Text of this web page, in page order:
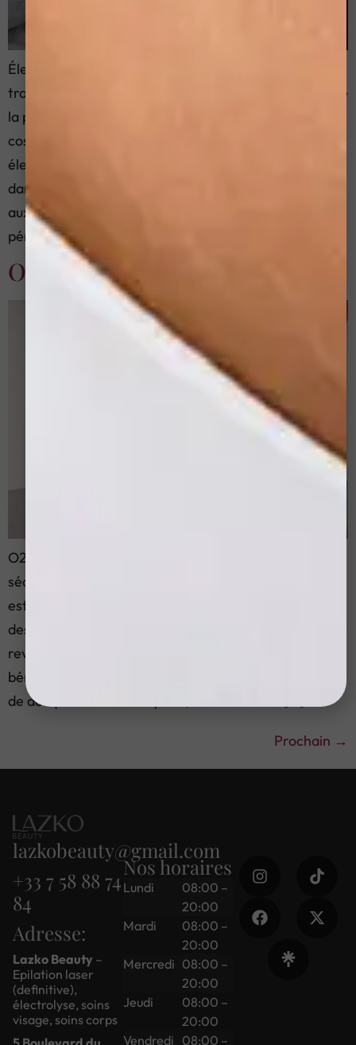
Électroporation: La procédure moderne pour le
traitement de la sécheresse et de la desquamation de
la peau L’électroporation est une procédure
cosmétique moderne qui utilise des impulsions
électriques pour créer des micropores temporaires
dans les cellules de la peau. Ce mécanisme permet
aux ingrédients actifs et aux produits hydratants de
pénétrer plus profondément que les […]
O2Facial
O2Facial: Le soin hydratant et apaisant pour la
sécheresse et la desquamation de la peau L’O2Facial
est une procédure innovante qui utilise l’oxygène et
des ingrédients actifs pour hydrater en profondeur et
revitaliser la peau. Ce soin est particulièrement
bénéfique pour ceux qui souffrent de sécheresse et
de desquamation de la peau, car il restaure […]
Prochain →
lazkobeauty@gmail.com
+33 7 58 88 74
84
Adresse:
Lazko Beauty –
Epilation laser
(definitive),
électrolyse, soins
visage, soins corps
Nos horaires
Lundi
08:00 –
20:00
Mardi
08:00 –
20:00
Mercredi 08:00 –
20:00
Jeudi
08:00 –
20:00
Vendredi 08:00 –